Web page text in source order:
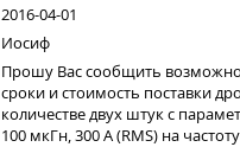
2016-04-01
Иосиф
Прошу Вас сообщить
сроки и стоимость поставки
количестве двух штук с
100 мкГн, 300 А (RMS) на